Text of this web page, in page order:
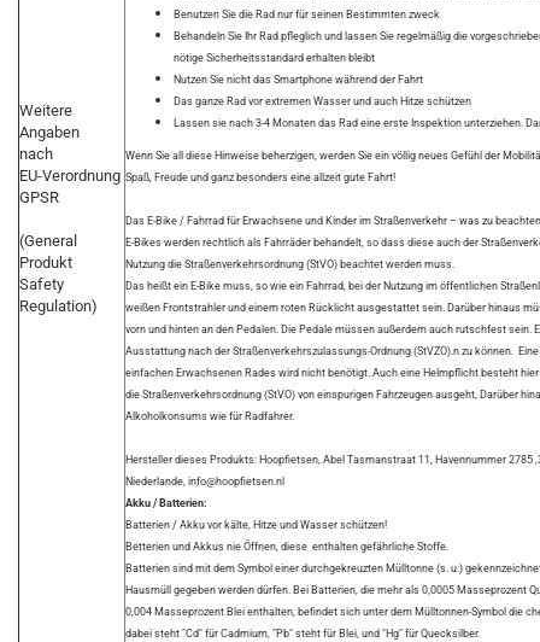
Weitere
Angaben
nach
EU-Verordnung
GPSR
(General
Produkt
Safety
Regulation)
Benutzen Sie die Rad nur für seinen Bestimmten zweck
Behandeln Sie Ihr Rad pfleglich und lassen Sie regelmäßig die
nötige Sicherheitsstandard erhalten bleibt
Nutzen Sie nicht das Smartphone während der Fahrt
Das ganze Rad vor extremen Wasser und auch Hitze schützen
Lassen sie nach 3-4 Monaten das Rad eine erste Inspektion unterziehen.
Wenn Sie all diese Hinweise beherzigen, werden Sie ein völlig neues Gefühl der
Spaß, Freude und ganz besonders eine allzeit gute Fahrt!
Das E-Bike / Fahrrad für Erwachsene und Kinder im Straßenverkehr – was zu
E-Bikes werden rechtlich als Fahrräder behandelt, so dass diese auch der
Nutzung die Straßenverkehrsordnung (StVO) beachtet werden muss.
Das heißt ein E-Bike muss, so wie ein Fahrrad, bei der Nutzung im öffentlichen
weißen Frontstrahler und einem roten Rücklicht ausgestattet sein. Darüber hinaus
vorn und hinten an den Pedalen. Die Pedale müssen außerdem auch rutschfest
Ausstattung nach der Straßenverkehrszulassungs-Ordnung (StVZO).n zu können.
einfachen Erwachsenen Rades wird nicht benötigt. Auch eine Helmpflicht besteht
die Straßenverkehrsordnung (StVO) von einspurigen Fahrzeugen ausgeht, Darüber
Alkoholkonsums wie für Radfahrer.
Hersteller dieses Produkts: Hoopfietsen, Abel Tasmanstraat 11, Havennummer 2785
Niederlande, info@hoopfietsen.nl
Akku / Batterien:
Batterien / Akku vor kälte, Hitze und Wasser schützen!
Betterien und Akkus nie Öffnen, diese enthalten gefährliche Stoffe.
Batterien sind mit dem Symbol einer durchgekreuzten Mülltonne (s. u.)
Hausmüll gegeben werden dürfen. Bei Batterien, die mehr als 0,0005 Masseprozent
0,004 Masseprozent Blei enthalten, befindet sich unter dem Mülltonnen-Symbol die
dabei steht "Cd" für Cadmium, "Pb" steht für Blei, und "Hg" für Quecksilber.